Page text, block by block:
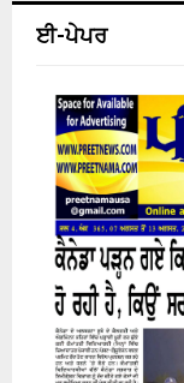
h
ਈ-ਪੇਪਰ